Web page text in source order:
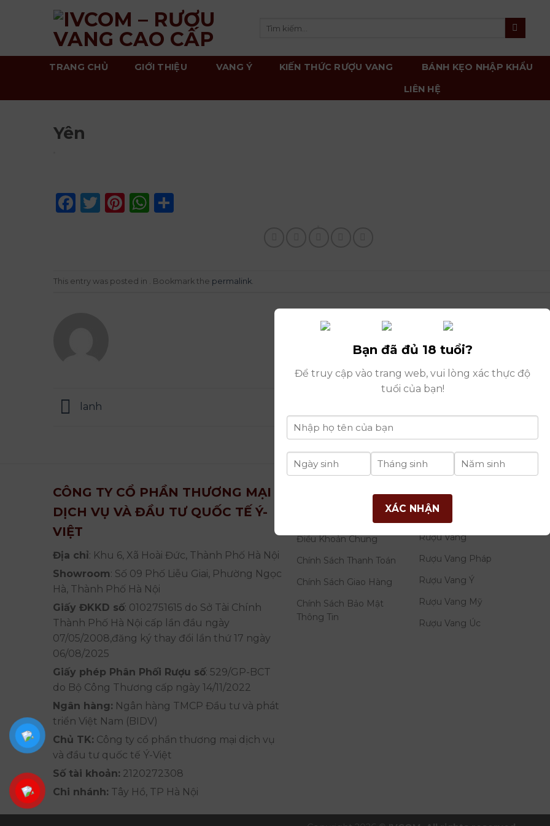
TRANG CHỦ GIỚI THIỆU VANG Ý KIẾN THỨC RƯỢU VANG BÁNH KẸO NHẬP KHẨU
LIÊN HỆ
Yên
Facebook
Twitter
Pinterest
WhatsApp
This entry was posted in . Bookmark the permalink
lanh
CÔNG TY CỔ PHẦN THƯƠNG MẠI
DỊCH VỤ VÀ ĐẦU TƯ QUỐC TẾ Ý-
VIỆT
Địa chỉ: Khu 6, Xã Hoài Đức, Thành Phố Hà Nội
Showroom: Số 09 Phố Liễu Giai, Phường Ngọc
Hà, Thành Phố Hà Nội
Giấy ĐKKD số: 0102751615 do Sở Tài Chính
Thành Phố Hà Nội cấp lần đầu ngày
07/05/2008,đăng ký thay đổi lần thứ 17 ngày
06/08/2025
Giấy phép Phân Phối Rượu số: 529/GP-BCT
do Bộ Công Thương cấp ngày 14/11/2022
Ngân hàng: Ngân hàng TMCP Đầu tư và phát
triển Việt Nam (BIDV)
Chủ TK: Công ty cổ phần thương mại dịch vụ
và đầu tư quốc tế Ý-Việt
Số tài khoản: 2120272308
Chi nhánh: Tây Hồ, TP Hà Nội
THÔNG TIN
Điều Khoản Chung
Chính Sách Thanh Toán
Chính Sách Giao Hàng
Chính Sách Bảo Mật
Thông Tin
DANH MỤC
RƯỢU
Rượu Vang
Rượu Vang Pháp
Rượu Vang Ý
Rượu Vang Mỹ
Rượu Vang Úc
Bạn đã đủ 18 tuổi?
Để truy cập vào trang web, vui lòng xác thực độ
tuổi của bạn!
XÁC NHẬN